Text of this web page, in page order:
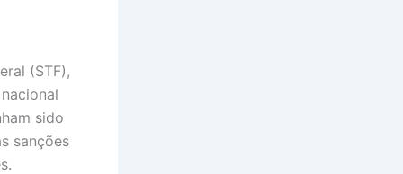
(STF),
sido
sanções